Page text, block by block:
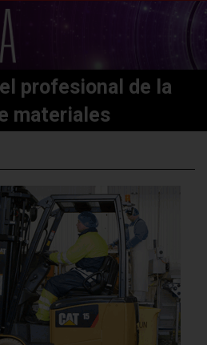
profesional de la
materiales